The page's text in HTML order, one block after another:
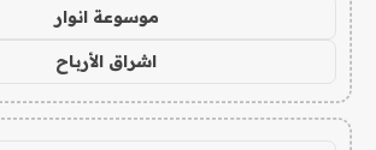
موسوعة انوار
اشراق الأرباح